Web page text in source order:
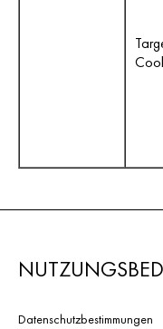
Datenschutzbestimmungen